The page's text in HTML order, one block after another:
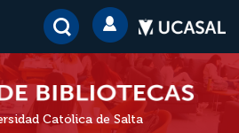
Católica de Salta